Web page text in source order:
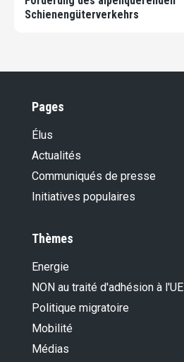
Schienengüterverkehrs
Pages
Élus
Actualités
Communiqués de presse
Initiatives populaires
Thèmes
Energie
NON au traité d'adhésion à l'UE
Politique migratoire
Mobilité
Médias